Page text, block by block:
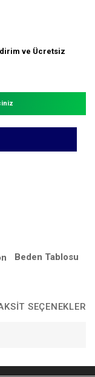
ve Ücretsiz
Beden Tablosu
SEÇENEKLERI
ve diğer